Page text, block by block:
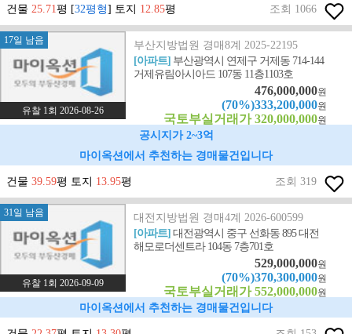
건물 25.71평 [32평형] 토지 12.85평 조회 1066
17일 남음
유찰 1회 2026-08-26
부산지방법원 경매8계 2025-22195
[아파트] 부산광역시 연제구 거제동 714-144
거제유림아시아드 107동 11층1103호
476,000,000원
(70%)333,200,000원
국토부실거래가 320,000,000원
공시지가 2~3억
마이옥션에서 추천하는 경매물건입니다
건물 39.59평 토지 13.95평 조회 319
31일 남음
유찰 1회 2026-09-09
대전지방법원 경매4계 2026-600599
[아파트]대전광역시 중구 선화동 895 대전
해모로더센트라 104동 7층701호
529,000,000원
(70%)370,300,000원
국토부실거래가 552,000,000원
마이옥션에서 추천하는 경매물건입니다